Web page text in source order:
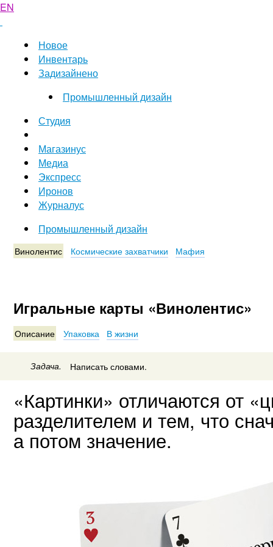
EN
Новое
Инвентарь
Задизайнено
Промышленный дизайн
Студия
Магазинус
Медиа
Экспресс
Иронов
Журналус
Промышленный дизайн
Винолентис Космические захватчики Мафия
Игральные карты «Винолентис»
Описание Упаковка В жизни
Задача. Написать словами.
«Картинки» отличаются от
разделителем и тем, что
а потом значение.